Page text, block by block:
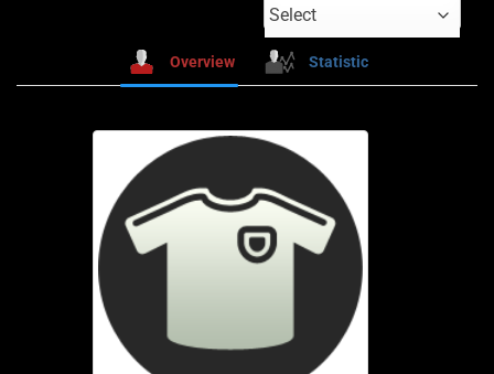
Select
Overview Statistic